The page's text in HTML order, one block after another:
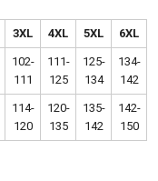
3XL 4XL 5XL 6XL
102-
111
111-
125
125-
134
134-
142
114-
120
120-
135
135-
142
142-
150